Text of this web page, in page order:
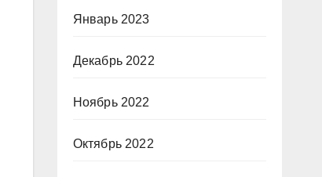
Январь 2023
Декабрь 2022
Ноябрь 2022
Октябрь 2022